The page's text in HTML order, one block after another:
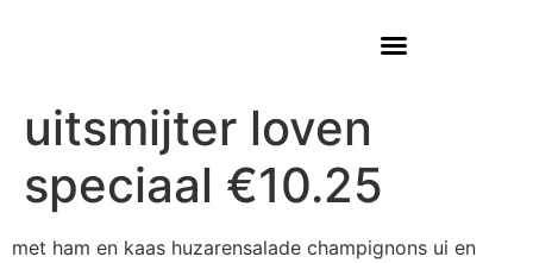
uitsmijter loven
speciaal €10.25
met ham en kaas huzarensalade champignons ui en